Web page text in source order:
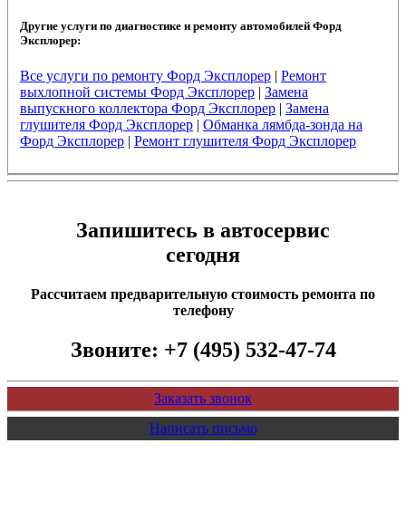
Другие услуги по диагностике и ремонту автомобилей Форд
Эксплорер:
Все услуги по ремонту Форд Эксплорер| Ремонт
выхлопной системы Форд Эксплорер| Замена
выпускного коллектора Форд Эксплорер| Замена
глушителя Форд Эксплорер| Обманка лямбда-зонда на
Форд Эксплорер| Ремонт глушителя Форд Эксплорер
Запишитесь в автосервис
сегодня
Рассчитаем предварительную стоимость ремонта по
телефону
Звоните: +7 (495) 532-47-74
Заказать звонок
Написать письмо